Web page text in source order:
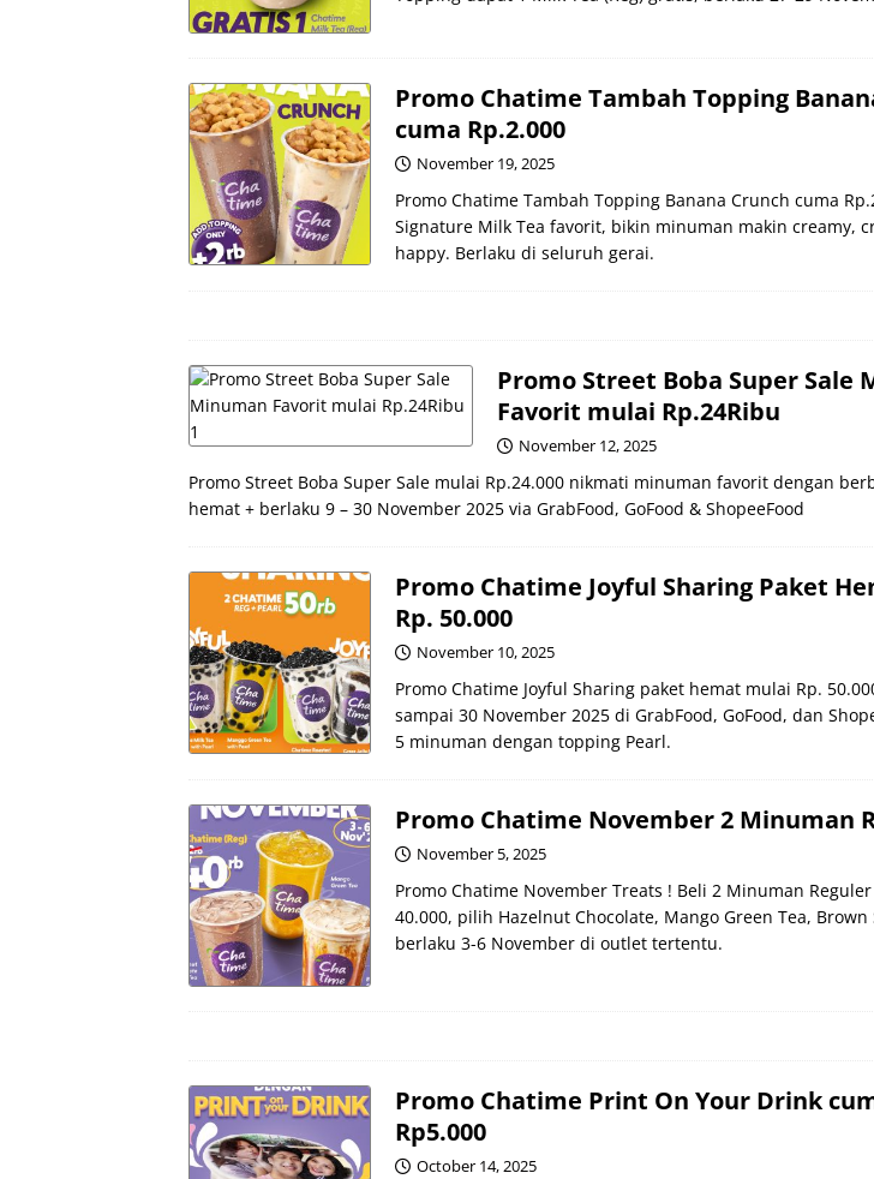
Promo Chatime Tambah Topping
cuma Rp.2.000
November 19, 2025
Promo Chatime Tambah Topping Banana Crunch cuma
Signature Milk Tea favorit, bikin minuman makin creamy,
happy. Berlaku di seluruh gerai.
Promo Street Boba Super Sale
Favorit mulai Rp.24Ribu
November 12, 2025
Promo Street Boba Super Sale mulai Rp.24.000 nikmati minuman favorit dengan
hemat + berlaku 9 – 30 November 2025 via GrabFood, GoFood & ShopeeFood
Promo Chatime Joyful Sharing Paket
Rp. 50.000
November 10, 2025
Promo Chatime Joyful Sharing paket hemat mulai Rp.
sampai 30 November 2025 di GrabFood, GoFood, dan
5 minuman dengan topping Pearl.
Promo Chatime November 2 Minuman
November 5, 2025
Promo Chatime November Treats ! Beli 2 Minuman
40.000, pilih Hazelnut Chocolate, Mango Green Tea, Brown
berlaku 3-6 November di outlet tertentu.
Promo Chatime Print On Your Drink
Rp5.000
October 14, 2025